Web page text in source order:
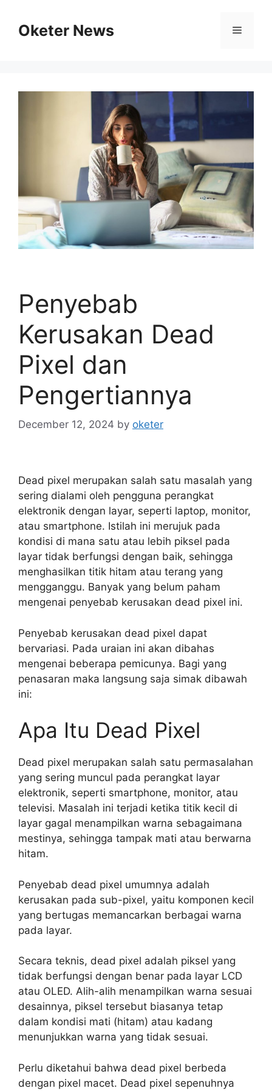
contentOketer News Menu
Penyebab
Kerusakan Dead
Pixel dan
Pengertiannya
December 12, 2024 by oketer
Dead pixel merupakan salah satu masalah yang
sering dialami oleh pengguna perangkat
elektronik dengan layar, seperti laptop, monitor,
atau smartphone. Istilah ini merujuk pada
kondisi di mana satu atau lebih piksel pada
layar tidak berfungsi dengan baik, sehingga
menghasilkan titik hitam atau terang yang
mengganggu. Banyak yang belum paham
mengenai penyebab kerusakan dead pixel ini.
Penyebab kerusakan dead pixel dapat
bervariasi. Pada uraian ini akan dibahas
mengenai beberapa pemicunya. Bagi yang
penasaran maka langsung saja simak dibawah
ini:
Apa Itu Dead Pixel
Dead pixel merupakan salah satu permasalahan
yang sering muncul pada perangkat layar
elektronik, seperti smartphone, monitor, atau
televisi. Masalah ini terjadi ketika titik kecil di
layar gagal menampilkan warna sebagaimana
mestinya, sehingga tampak mati atau berwarna
hitam.
Penyebab dead pixel umumnya adalah
kerusakan pada sub-pixel, yaitu komponen kecil
yang bertugas memancarkan berbagai warna
pada layar.
Secara teknis, dead pixel adalah piksel yang
tidak berfungsi dengan benar pada layar LCD
atau OLED. Alih-alih menampilkan warna sesuai
desainnya, piksel tersebut biasanya tetap
dalam kondisi mati (hitam) atau kadang
menunjukkan warna yang tidak sesuai.
Perlu diketahui bahwa dead pixel berbeda
dengan pixel macet. Dead pixel sepenuhnya